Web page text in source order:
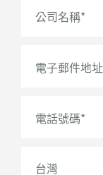
公司名稱*
電子郵件地址
電話號碼*